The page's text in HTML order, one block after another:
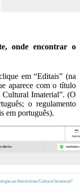
onde encontrar o
em “Editais” (na
aparece com o título
Imaterial”. (O
o regulamento
em português).